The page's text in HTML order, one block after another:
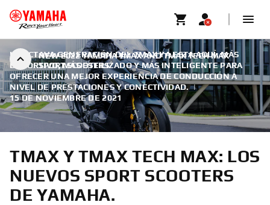
NEW 2022 YAMAHA TMAX AND TMAX TECH MAX
SPORT SCOOTERS
LA OCTAVA GENERACIÓN DEL TMAX YA ESTA AQUÍ. MÁS
DEPORTIVO, MÁS ESTILIZADO Y MÁS INTELIGENTE PARA
OFRECER UNA MEJOR EXPERIENCIA DE CONDUCCIÓN A
NIVEL DE PRESTACIONES Y CONECTIVIDAD. |
15 DE NOVIEMBRE DE 2021
TMAX Y TMAX TECH MAX: LOS
NUEVOS SPORT SCOOTERS
DE YAMAHA.